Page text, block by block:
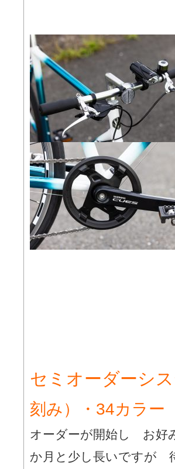
セミオーダーシ
刻み）・34カラー
オーダーが開始し お好
か月と少し長いですが